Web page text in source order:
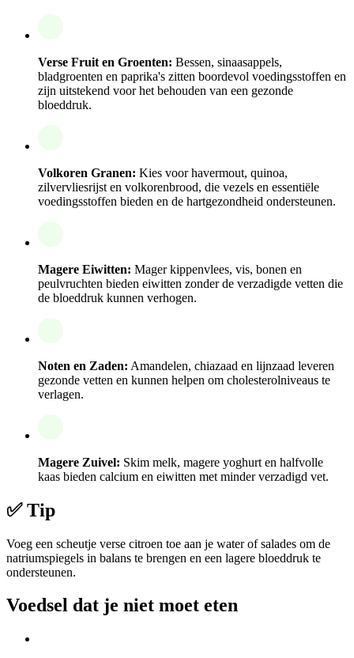
Verse Fruit en Groenten: Bessen, sinaasappels,
bladgroenten en paprika's zitten boordevol voedingsstoffen en
zijn uitstekend voor het behouden van een gezonde
bloeddruk.
Volkoren Granen: Kies voor havermout, quinoa,
zilvervliesrijst en volkorenbrood, die vezels en essentiële
voedingsstoffen bieden en de hartgezondheid ondersteunen.
Magere Eiwitten: Mager kippenvlees, vis, bonen en
peulvruchten bieden eiwitten zonder de verzadigde vetten die
de bloeddruk kunnen verhogen.
Noten en Zaden: Amandelen, chiazaad en lijnzaad leveren
gezonde vetten en kunnen helpen om cholesterolniveaus te
verlagen.
Magere Zuivel: Skim melk, magere yoghurt en halfvolle
kaas bieden calcium en eiwitten met minder verzadigd vet.
✅ Tip
Voeg een scheutje verse citroen toe aan je water of salades om de
natriumspiegels in balans te brengen en een lagere bloeddruk te
ondersteunen.
Voedsel dat je niet moet eten